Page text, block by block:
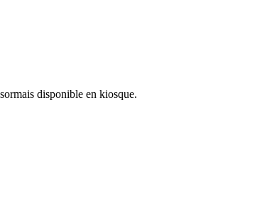
disponible en kiosque.